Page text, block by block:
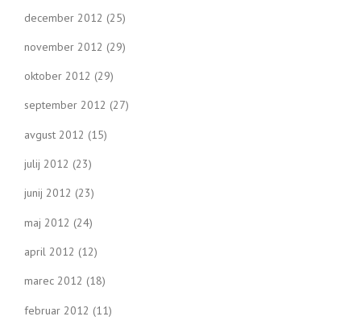
december 2012 (25)
november 2012 (29)
oktober 2012 (29)
september 2012 (27)
avgust 2012 (15)
julij 2012 (23)
junij 2012 (23)
maj 2012 (24)
april 2012 (12)
marec 2012 (18)
februar 2012 (11)